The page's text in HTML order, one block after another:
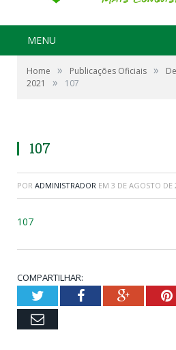
MENU
Home » Publicações Oficiais »
2021
» 107
107
POR ADMINISTRADOR EM 3 DE AGOSTO DE
107
COMPARTILHAR:
TwitterFacebookGoogle+
Email